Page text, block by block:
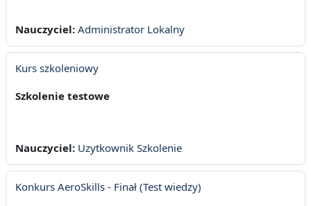
Nauczyciel: Administrator Lokalny
Kurs szkoleniowy
Szkolenie testowe
Nauczyciel: Uzytkownik Szkolenie
Konkurs AeroSkills - Finał (Test wiedzy)